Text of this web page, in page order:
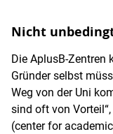
Nicht
Die AplusB-Zentren
Gründer selbst
Weg von der Uni
sind oft von
(center for